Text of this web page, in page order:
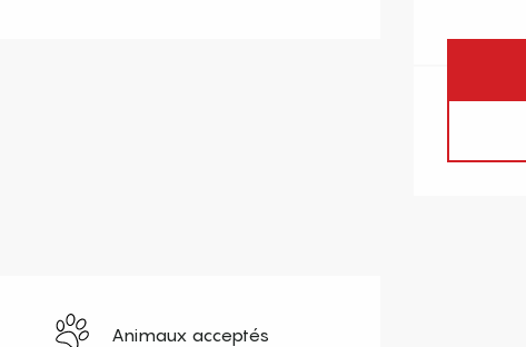
Animaux acceptés